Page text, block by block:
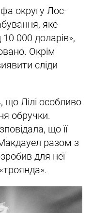
округу Лос-
яке
000 доларів»,
Окрім
сліди
що Лілі особливо
обручки.
що її
разом з
для неї